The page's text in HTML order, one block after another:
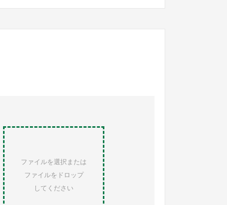
ファイルを選択または
ファイルをドロップ
してください